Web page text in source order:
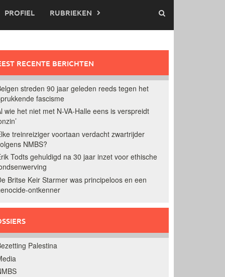
PROFIEL RUBRIEKEN
RECENTE BERICHTEN
streden 90 jaar geleden reeds tegen het
fascisme
wie het niet met N-VA-Halle eens is verspreidt
treinreiziger voortaan verdacht zwartrijder
NMBS?
Todts gehuldigd na 30 jaar inzet voor ethische
Britse Keir Starmer was principeloos en een
ontkenner
Palestina